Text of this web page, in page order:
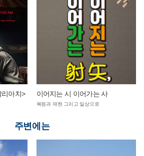
아치> 이어지는 시 이어가는 사
복원과 재현 그리고 일상으로
주변에는